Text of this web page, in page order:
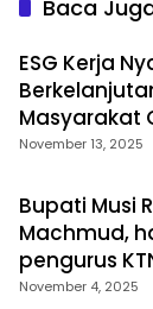
Baca
ESG Kerja
Masyarakat
November 13, 2025
Bupati Musi
Machmud,
pengurus
Rawas
November 4, 2025